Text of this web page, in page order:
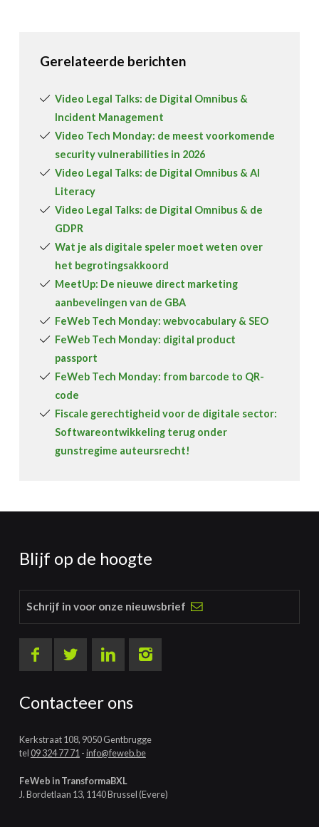
Gerelateerde berichten
Video Legal Talks: de Digital Omnibus &
Incident Management
Video Tech Monday: de meest voorkomende
security vulnerabilities in 2026
Video Legal Talks: de Digital Omnibus & AI
Literacy
Video Legal Talks: de Digital Omnibus & de
GDPR
Wat je als digitale speler moet weten over
het begrotingsakkoord
MeetUp: De nieuwe direct marketing
aanbevelingen van de GBA
FeWeb Tech Monday: webvocabulary & SEO
FeWeb Tech Monday: digital product
passport
FeWeb Tech Monday: from barcode to QR-
code
Fiscale gerechtigheid voor de digitale sector:
Softwareontwikkeling terug onder
gunstregime auteursrecht!
Blijf op de hoogte
Schrijf in voor onze nieuwsbrief
Contacteer ons
Kerkstraat 108, 9050 Gentbrugge
tel09 324 77 71-info@feweb.be
FeWeb in TransformaBXL
J. Bordetlaan 13, 1140 Brussel (Evere)